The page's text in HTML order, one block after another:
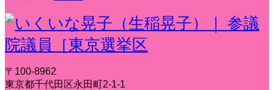
〒100-8962
東京都千代田区永田町2-1-1